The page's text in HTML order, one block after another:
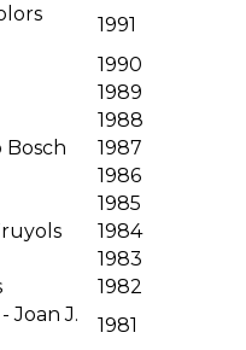
1991
1990
1989
1988
Bosch
1987
1986
1985
1984
1983
1982
Joan J.
1981